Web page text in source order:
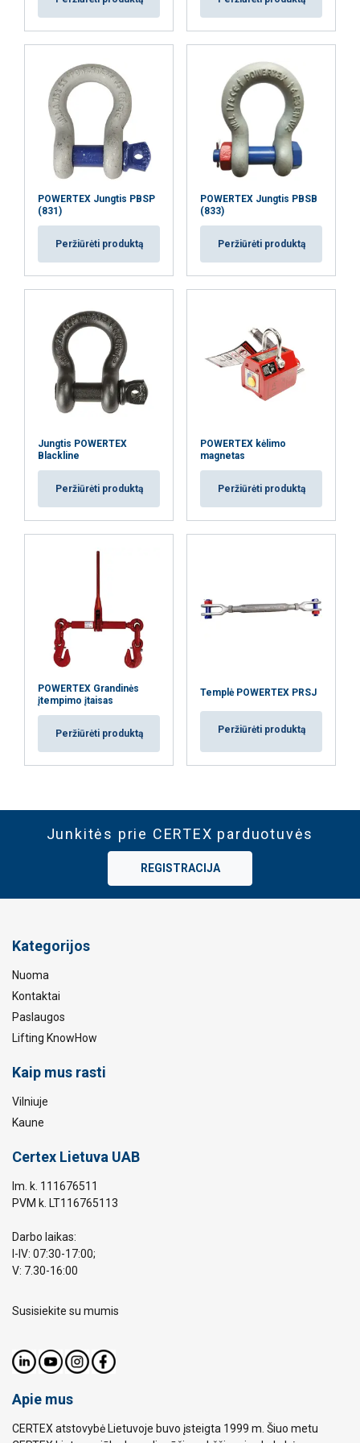
POWERTEX Jungtis PBSP
(831)
Peržiūrėti produktą
POWERTEX Jungtis PBSB
(833)
Peržiūrėti produktą
Jungtis POWERTEX
Blackline
Peržiūrėti produktą
POWERTEX kėlimo
magnetas
Peržiūrėti produktą
POWERTEX Grandinės
įtempimo įtaisas
Peržiūrėti produktą
Templė POWERTEX PRSJ
Peržiūrėti produktą
Junkitės prie CERTEX parduotuvės
REGISTRACIJA
Kategorijos
Nuoma
Kontaktai
Paslaugos
Lifting KnowHow
Kaip mus rasti
Vilniuje
Kaune
Certex Lietuva UAB
Im. k. 111676511
PVM k. LT116765113
Darbo laikas:
I-IV: 07:30-17:00;
V: 7.30-16:00
Susisiekite su mumis
Apie mus
CERTEX atstovybė Lietuvoje buvo įsteigta 1999 m. Šiuo metu
AŠ NESUTINKU
PARODYTI DETALIAU